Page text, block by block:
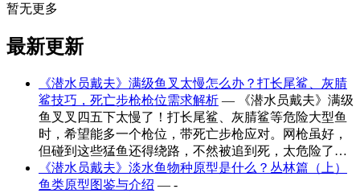
暂无更多
最新更新
《潜水员戴夫》满级鱼叉太慢怎么办？打长尾鲨、灰腈
鲨技巧，死亡步枪枪位需求解析 — 《潜水员戴夫》满级
鱼叉叉四五下太慢了！打长尾鲨、灰腈鲨等危险大型鱼
时，希望能多一个枪位，带死亡步枪应对。网枪虽好，
但碰到这些猛鱼还得绕路，不然被追到死，太危险了…
《潜水员戴夫》淡水鱼物种原型是什么？丛林篇（上）
鱼类原型图鉴与介绍 — -